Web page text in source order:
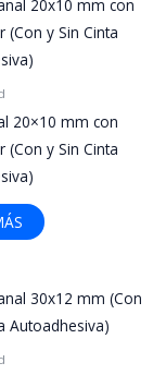
20×10 mm con
(Con y Sin Cinta